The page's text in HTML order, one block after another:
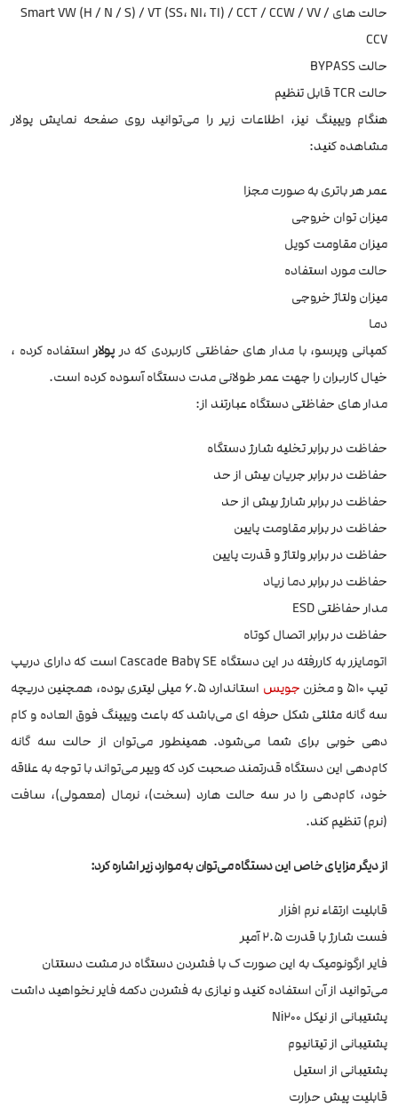
حالت های Smart VW (H / N / S) / VT (SS، NI، TI) / CCT / CCW / VV /
CCV
حالت BYPASS
حالت TCR قابل تنظیم
هنگام ویپینگ نیز، اطلاعات زیر را می‌توانید روی صفحه نمایش پولار
مشاهده کنید:
عمر هر باتری به صورت مجزا
میزان توان خروجی
میزان مقاومت کویل
حالت مورد استفاده
میزان ولتاژ خروجی
دما
کمپانی وپرسو، با مدار های حفاظتی کاربردی که در پولار استفاده کرده ،
خیال کاربران را جهت عمر طولانی مدت دستگاه آسوده کرده است.
مدار های حفاظتی دستگاه عبارتند از:
حفاظت در برابر تخلیه شارژ دستگاه
حفاظت در برابر جریان بیش از حد
حفاظت در برابر شارژ بیش از حد
حفاظت در برابر مقاومت پایین
حفاظت در برابر ولتاژ و قدرت پایین
حفاظت در برابر دما زیاد
مدار حفاظتی ESD
حفاظت در برابر اتصال کوتاه
اتومایزر به کاررفته در این دستگاه Cascade Baby SE است که دارای دریپ
تیپ 510 و مخزن
جویس
استاندارد 6.5 میلی لیتری بوده، همچنین دریچه
سه گانه مثلثی شکل حرفه ای می‌باشد که باعث ویپینگ فوق العاده و کام
دهی خوبی برای شما می‌شود. همینطور می‌توان از حالت سه گانه
کام‌دهی این دستگاه قدرتمند صحبت کرد که ویپر می‌تواند با توجه به علاقه
خود، کام‌دهی را در سه حالت هارد (سخت)، نرمال (معمولی)، سافت
(نرم) تنظیم کند.
از دیگر مزایای خاص این دستگاه می‌توان به موارد زیر اشاره کرد:
قابلیت ارتقاء نرم افزار
فست شارژ با قدرت 2.5 آمپر
فایر ارگونومیک به این صورت ک با فشردن دستگاه در مشت دستتان
می‌توانید از آن استفاده کنید و نیازی به فشردن دکمه فایر نخواهید داشت
پشتیبانی از نیکل Ni200
پشتیبانی از تیتانیوم
پشتیبانی از استیل
قابلیت پیش حرارت